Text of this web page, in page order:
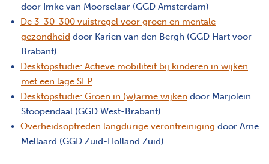
door Imke van Moorselaar (GGD Amsterdam)
De 3-30-300 vuistregel voor groen en mentale
gezondheid door Karien van den Bergh (GGD Hart voor
Brabant)
Desktopstudie: Actieve mobiliteit bij kinderen in wijken
met een lage SEP
Desktopstudie: Groen in (w)arme wijken door Marjolein
Stoopendaal (GGD West-Brabant)
Overheidsoptreden langdurige verontreiniging door Arne
Mellaard (GGD Zuid-Holland Zuid)